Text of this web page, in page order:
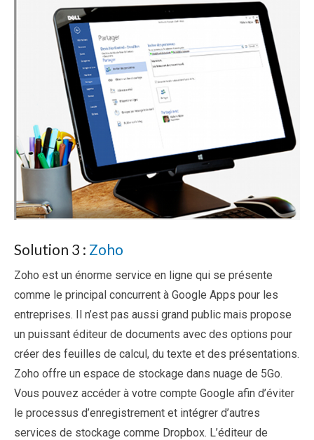
Solution 3 : Zoho
Zoho est un énorme service en ligne qui se présente
comme le principal concurrent à Google Apps pour les
entreprises. Il n’est pas aussi grand public mais propose
un puissant éditeur de documents avec des options pour
créer des feuilles de calcul, du texte et des présentations.
Zoho offre un espace de stockage dans nuage de 5Go.
Vous pouvez accéder à votre compte Google afin d’éviter
le processus d’enregistrement et intégrer d’autres
services de stockage comme Dropbox. L’éditeur de